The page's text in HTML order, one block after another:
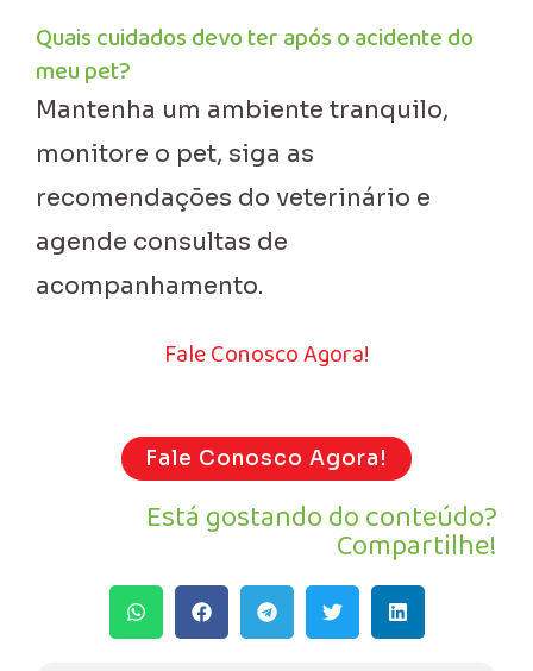
Quais cuidados devo ter após o acidente do
meu pet?
Mantenha um ambiente tranquilo,
monitore o pet, siga as
recomendações do veterinário e
agende consultas de
acompanhamento.
Fale Conosco Agora!
Fale Conosco Agora!
Está gostando do conteúdo?
Compartilhe!